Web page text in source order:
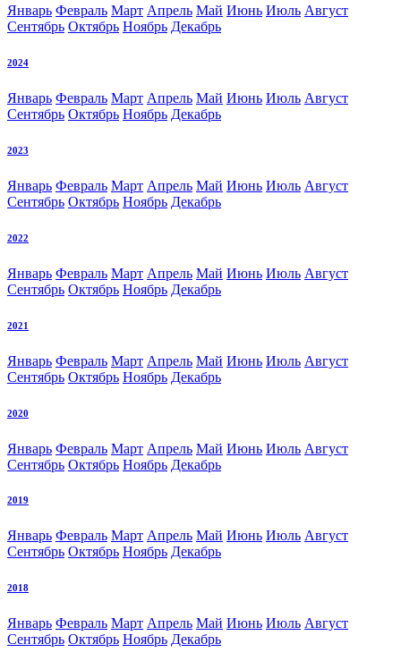
Январь Февраль Март Апрель Май Июнь Июль Август
Сентябрь Октябрь Ноябрь Декабрь
2024
Январь Февраль Март Апрель Май Июнь Июль Август
Сентябрь Октябрь Ноябрь Декабрь
2023
Январь Февраль Март Апрель Май Июнь Июль Август
Сентябрь Октябрь Ноябрь Декабрь
2022
Январь Февраль Март Апрель Май Июнь Июль Август
Сентябрь Октябрь Ноябрь Декабрь
2021
Январь Февраль Март Апрель Май Июнь Июль Август
Сентябрь Октябрь Ноябрь Декабрь
2020
Январь Февраль Март Апрель Май Июнь Июль Август
Сентябрь Октябрь Ноябрь Декабрь
2019
Январь Февраль Март Апрель Май Июнь Июль Август
Сентябрь Октябрь Ноябрь Декабрь
2018
Январь Февраль Март Апрель Май Июнь Июль Август
Сентябрь Октябрь Ноябрь Декабрь